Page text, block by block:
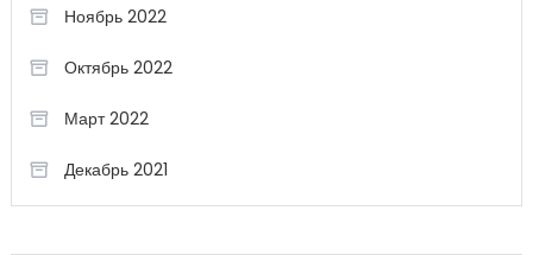
Ноябрь 2022
Октябрь 2022
Март 2022
Декабрь 2021